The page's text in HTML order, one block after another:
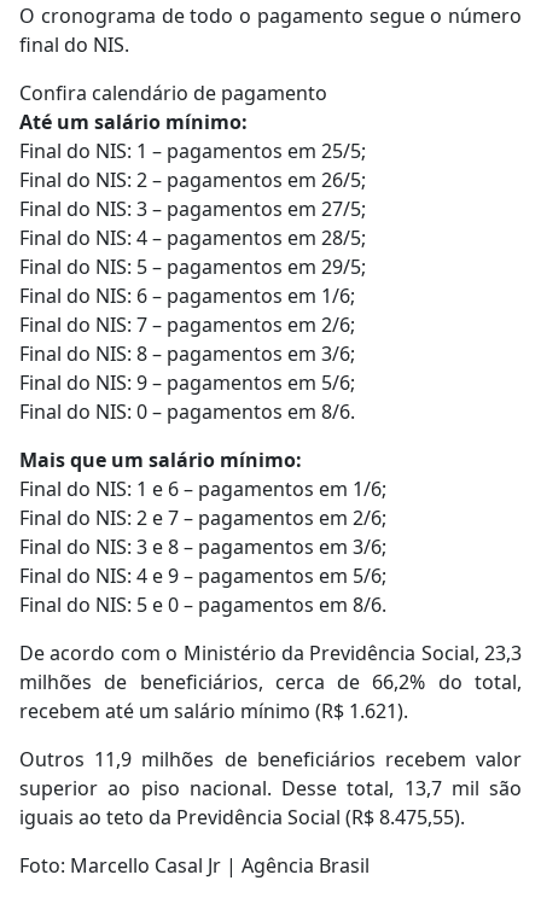
O cronograma de todo o pagamento segue o número
final do NIS.
Confira calendário de pagamento
Até um salário mínimo:
Final do NIS: 1 – pagamentos em 25/5;
Final do NIS: 2 – pagamentos em 26/5;
Final do NIS: 3 – pagamentos em 27/5;
Final do NIS: 4 – pagamentos em 28/5;
Final do NIS: 5 – pagamentos em 29/5;
Final do NIS: 6 – pagamentos em 1/6;
Final do NIS: 7 – pagamentos em 2/6;
Final do NIS: 8 – pagamentos em 3/6;
Final do NIS: 9 – pagamentos em 5/6;
Final do NIS: 0 – pagamentos em 8/6.
Mais que um salário mínimo:
Final do NIS: 1 e 6 – pagamentos em 1/6;
Final do NIS: 2 e 7 – pagamentos em 2/6;
Final do NIS: 3 e 8 – pagamentos em 3/6;
Final do NIS: 4 e 9 – pagamentos em 5/6;
Final do NIS: 5 e 0 – pagamentos em 8/6.
De acordo com o Ministério da Previdência Social, 23,3
milhões de beneficiários, cerca de 66,2% do total,
recebem até um salário mínimo (R$ 1.621).
Outros 11,9 milhões de beneficiários recebem valor
superior ao piso nacional. Desse total, 13,7 mil são
iguais ao teto da Previdência Social (R$ 8.475,55).
Foto: Marcello Casal Jr | Agência Brasil